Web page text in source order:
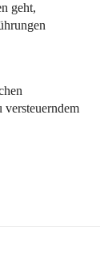
geht,
versteuerndem